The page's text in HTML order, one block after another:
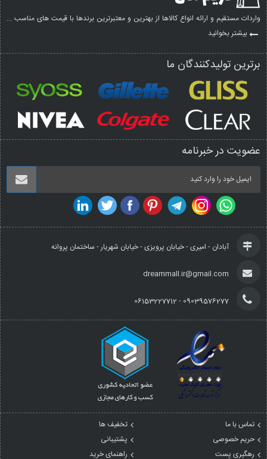
واردات مستقیم و ارائه انواع کالاها از بهترین و معتبرترین برندها با قیمت های مناسب ...
بیشتر بخوانید
برترین تولیدکنندگان ما
عضویت در خبرنامه
آبادان - امیری - خیابان پرویزی - خیابان شهریار - ساختمان پروانه
dreammall.ir@gmail.com
09039576277 - 06153227712
تماس با ما
تخفیف ها
حریم خصوصی
پشتیبانی
رهگیری پست
راهنمای خرید